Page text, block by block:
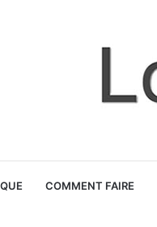
COMMENT FAIRE